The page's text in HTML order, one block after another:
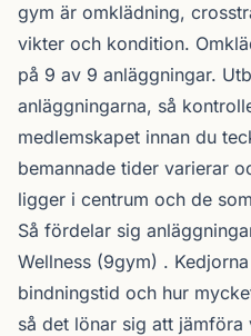
gym är omklädning,
vikter och kondition.
på 9 av 9 anläggningar.
anläggningarna, så
medlemskapet innan du
bemannade tider varierar
ligger i centrum och de
Så fördelar sig
Wellness (9gym) .
bindningstid och hur
så det lönar sig att